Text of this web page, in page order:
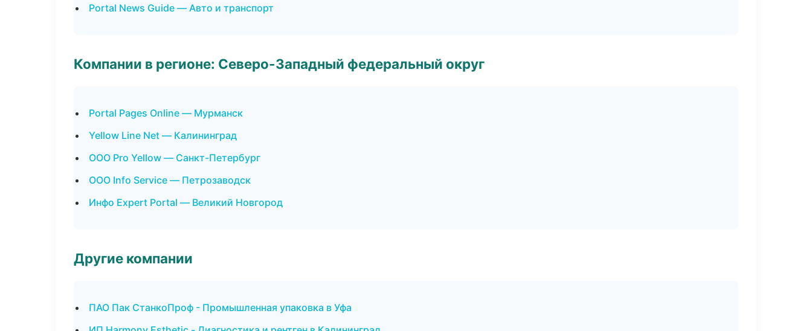
Portal News Guide — Авто и транспорт
Компании в регионе: Северо-Западный федеральный округ
Portal Pages Online — Мурманск
Yellow Line Net — Калининград
ООО Pro Yellow — Санкт-Петербург
ООО Info Service — Петрозаводск
Инфо Expert Portal — Великий Новгород
Другие компании
ПАО Пак СтанкоПроф - Промышленная упаковка в Уфа